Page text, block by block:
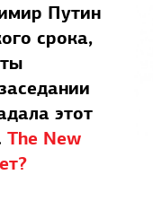
Путин
срока,
этот
The New